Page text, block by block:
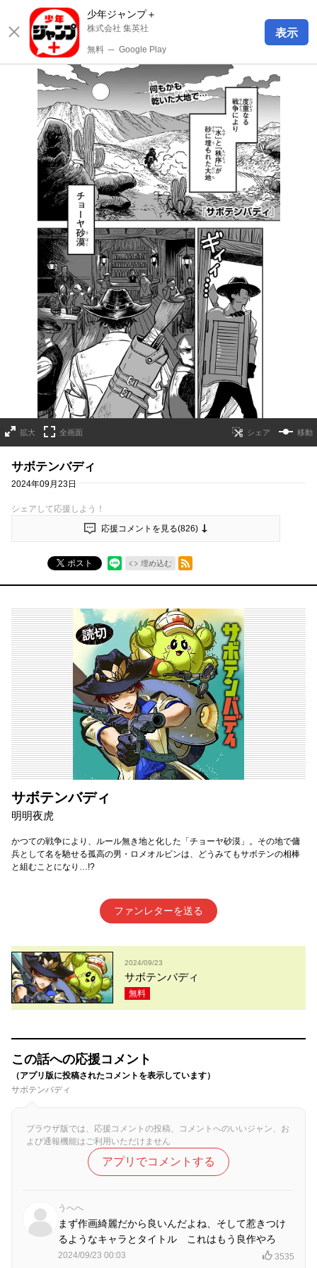
少年ジャンプ＋
株式会社 集英社
無料 ─ Google Play
表示
拡大 全画面 移動
サボテンバディ
2024年09月23日
シェアして応援しよう！
応援コメントを見る(826)
ポスト 埋め込む
RSSフィード
サボテンバディ
明明夜虎
かつての戦争により、ルール無き地と化した「チョーヤ砂漠」。その地で傭
兵として名を馳せる孤高の男・ロメオルビンは、どうみてもサボテンの相棒
と組むことになり…!?
ファンレターを送る
2024/09/23
サボテンバディ
無料
この話への応援コメント
（アプリ版に投稿されたコメントを表示しています）
サボテンバディ
ブラウザ版では、応援コメントの投稿、コメントへのいいジャン、お
よび通報機能はご利用いただけません
アプリでコメントする
うへへ
まず作画綺麗だから良いんだよね、そして惹きつけ
るようなキャラとタイトル これはもう良作やろ
2024/09/23 00:03 3535